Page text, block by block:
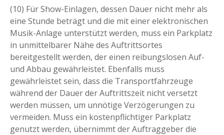
(10) Für Show-Einlagen, dessen Dauer nicht mehr als
eine Stunde beträgt und die mit einer elektronischen
Musik-Anlage unterstützt werden, muss ein Parkplatz
in unmittelbarer Nähe des Auftrittsortes
bereitgestellt werden, der einen reibungslosen Auf-
und Abbau gewährleistet. Ebenfalls muss
gewährleistet sein, dass die Transportfahrzeuge
während der Dauer der Auftrittszeit nicht versetzt
werden müssen, um unnötige Verzögerungen zu
vermeiden. Muss ein kostenpflichtiger Parkplatz
genutzt werden, übernimmt der Auftraggeber die